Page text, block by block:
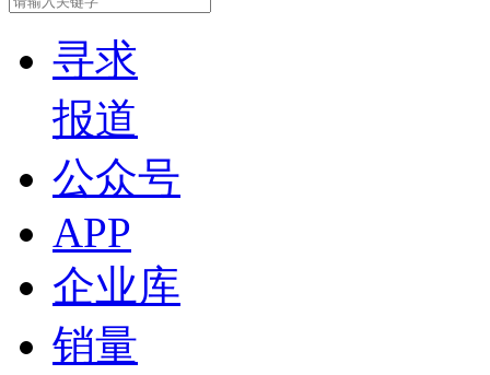
寻求
报道
公众号
APP
企业库
销量